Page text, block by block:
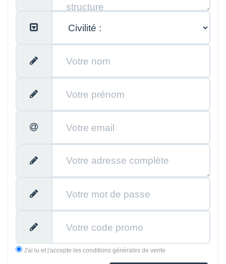
J'ai lu et j'accepte les conditions générales de vente